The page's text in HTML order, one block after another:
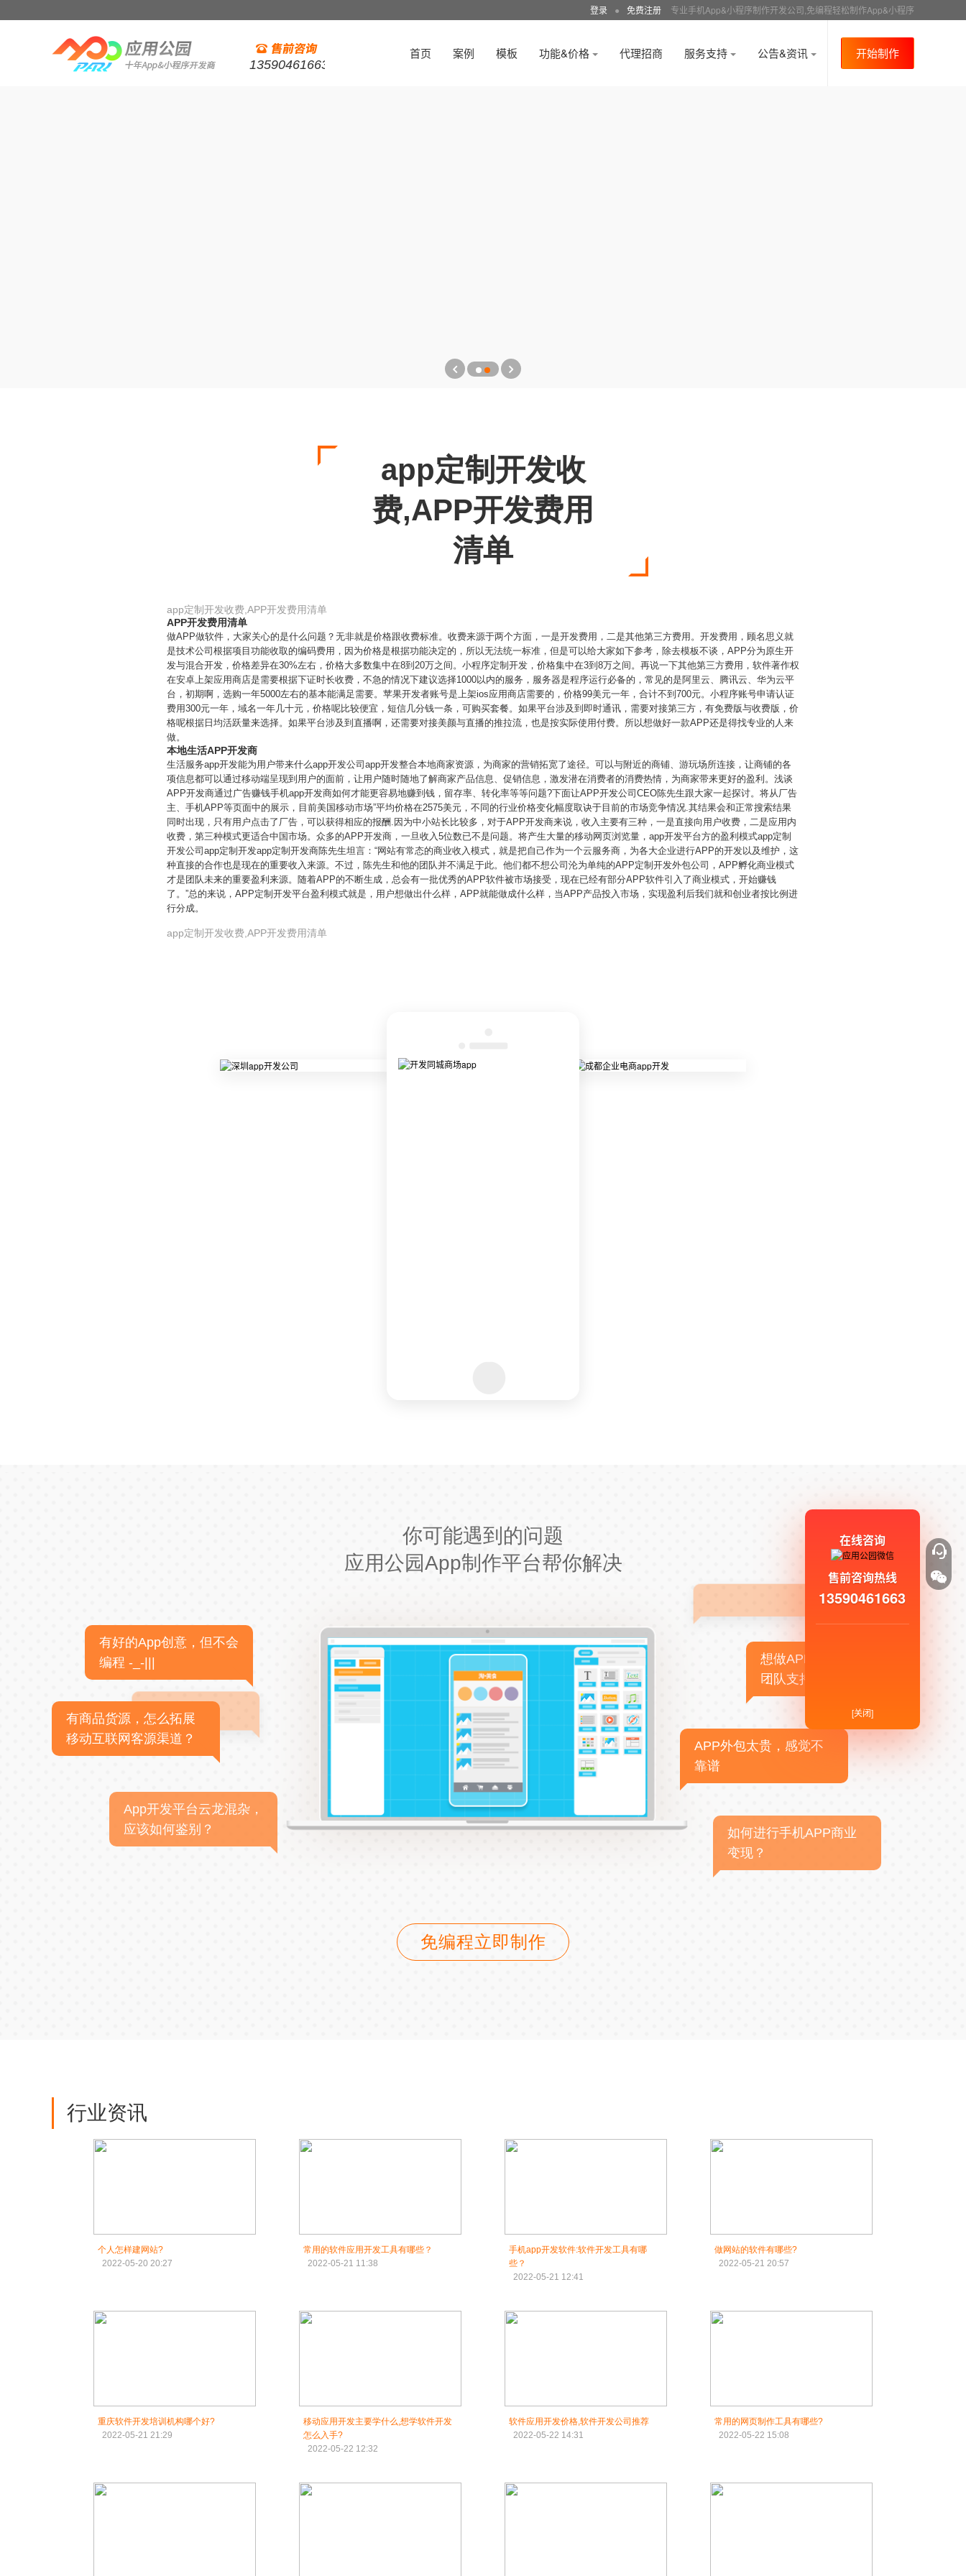
登录 ● 免费注册 专业手机App&小程序制作开发公司,免编程轻松制作App&小程序
13590461663
首页 案例 模板 功能&价格 代理招商 服务支持 公告&资讯 开始制作
app定制开发收
费,APP开发费用
清单
app定制开发收费,APP开发费用清单
APP开发费用清单
做APP做软件，大家关心的是什么问题？无非就是价格跟收费标准。收费来源于两个方面，一是开发费用，二是其他第三方费用。开发费用，顾名思义就
是技术公司根据项目功能收取的编码费用，因为价格是根据功能决定的，所以无法统一标准，但是可以给大家如下参考，除去模板不谈，APP分为原生开
发与混合开发，价格差异在30%左右，价格大多数集中在8到20万之间。小程序定制开发，价格集中在3到8万之间。再说一下其他第三方费用，软件著作权
在安卓上架应用商店是需要根据下证时长收费，不急的情况下建议选择1000以内的服务，服务器是程序运行必备的，常见的是阿里云、腾讯云、华为云平
台，初期啊，选购一年5000左右的基本能满足需要。苹果开发者账号是上架ios应用商店需要的，价格99美元一年，合计不到700元。小程序账号申请认证
费用300元一年，域名一年几十元，价格呢比较便宜，短信几分钱一条，可购买套餐。如果平台涉及到即时通讯，需要对接第三方，有免费版与收费版，价
格呢根据日均活跃量来选择。如果平台涉及到直播啊，还需要对接美颜与直播的推拉流，也是按实际使用付费。所以想做好一款APP还是得找专业的人来
做。
本地生活APP开发商
生活服务app开发能为用户带来什么app开发公司app开发整合本地商家资源，为商家的营销拓宽了途径。可以与附近的商铺、游玩场所连接，让商铺的各
项信息都可以通过移动端呈现到用户的面前，让用户随时随地了解商家产品信息、促销信息，激发潜在消费者的消费热情，为商家带来更好的盈利。浅谈
APP开发商通过广告赚钱手机app开发商如何才能更容易地赚到钱，留存率、转化率等等问题?下面让APP开发公司CEO陈先生跟大家一起探讨。将从厂告
主、手机APP等页面中的展示，目前美国移动市场”平均价格在2575美元，不同的行业价格变化幅度取诀于目前的市场竞争情况.其结果会和正常搜索结果
同时出现，只有用户点击了厂告，可以获得相应的报酬.因为中小站长比较多，对于APP开发商来说，收入主要有三种，一是直接向用户收费，二是应用内
收费，第三种模式更适合中国市场。众多的APP开发商，一旦收入5位数已不是问题。将产生大量的移动网页浏览量，app开发平台方的盈利模式app定制
开发公司app定制开发app定制开发商陈先生坦言：“网站有常态的商业收入模式，就是把自己作为一个云服务商，为各大企业进行APP的开发以及维护，这
种直接的合作也是现在的重要收入来源。不过，陈先生和他的团队并不满足于此。他们都不想公司沦为单纯的APP定制开发外包公司，APP孵化商业模式
才是团队未来的重要盈利来源。随着APP的不断生成，总会有一批优秀的APP软件被市场接受，现在已经有部分APP软件引入了商业模式，开始赚钱
了。”总的来说，APP定制开发平台盈利模式就是，用户想做出什么样，APP就能做成什么样，当APP产品投入市场，实现盈利后我们就和创业者按比例进
行分成。
app定制开发收费,APP开发费用清单
你可能遇到的问题
应用公园App制作平台帮你解决
有好的App创意，但不会
编程 -_-|||
有商品货源，怎么拓展
移动互联网客源渠道？
App开发平台云龙混杂，
应该如何鉴别？
想做APP，但没有技术
团队支持
APP外包太贵，感觉不
靠谱
如何进行手机APP商业
变现？
免编程立即制作
行业资讯
个人怎样建网站?
2022-05-20 20:27
常用的软件应用开发工具有哪些？
2022-05-21 11:38
手机app开发软件:软件开发工具有哪
些？
2022-05-21 12:41
做网站的软件有哪些?
2022-05-21 20:57
重庆软件开发培训机构哪个好?
2022-05-21 21:29
移动应用开发主要学什么,想学软件开发
怎么入手?
2022-05-22 12:32
软件应用开发价格,软件开发公司推荐
2022-05-22 14:31
常用的网页制作工具有哪些?
2022-05-22 15:08
在线咨询
售前咨询热线
13590461663
[关闭]